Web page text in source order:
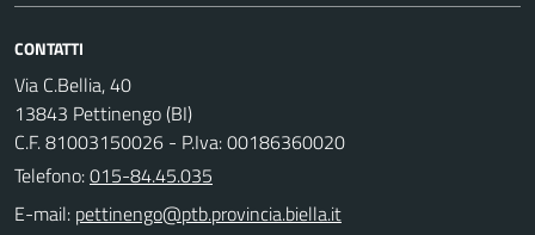
CONTATTI
Via C.Bellia, 40
13843 Pettinengo (BI)
C.F. 81003150026 - P.Iva: 00186360020
Telefono:015-84.45.035
E-mail: